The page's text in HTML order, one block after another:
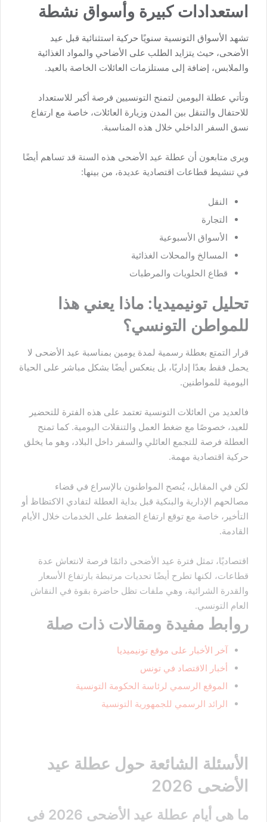
استعدادات كبيرة وأسواق نشطة
تشهد الأسواق التونسية سنويًا حركية استثنائية قبل عيد
الأضحى، حيث يتزايد الطلب على الأضاحي والمواد الغذائية
والملابس، إضافة إلى مستلزمات العائلات الخاصة بالعيد.
وتأتي عطلة اليومين لتمنح التونسيين فرصة أكبر للاستعداد
للاحتفال والتنقل بين المدن وزيارة العائلات، خاصة مع ارتفاع
نسق السفر الداخلي خلال هذه المناسبة.
ويرى متابعون أن عطلة عيد الأضحى هذه السنة قد تساهم أيضًا
في تنشيط قطاعات اقتصادية عديدة، من بينها:
النقل
التجارة
الأسواق الأسبوعية
المسالخ والمحلات الغذائية
قطاع الحلويات والمرطبات
تحليل تونيميديا: ماذا يعني هذا
للمواطن التونسي؟
قرار التمتع بعطلة رسمية لمدة يومين بمناسبة عيد الأضحى لا
يحمل فقط بعدًا إداريًا، بل ينعكس أيضًا بشكل مباشر على الحياة
اليومية للمواطنين.
فالعديد من العائلات التونسية تعتمد على هذه الفترة للتحضير
للعيد، خصوصًا مع ضغط العمل والتنقلات اليومية. كما تمنح
العطلة فرصة للتجمع العائلي والسفر داخل البلاد، وهو ما يخلق
حركية اقتصادية مهمة.
لكن في المقابل، يُنصح المواطنون بالإسراع في قضاء
مصالحهم الإدارية والبنكية قبل بداية العطلة لتفادي الاكتظاظ أو
التأخير، خاصة مع توقع ارتفاع الضغط على الخدمات خلال الأيام
القادمة.
اقتصاديًا، تمثل فترة عيد الأضحى دائمًا فرصة لانتعاش عدة
قطاعات، لكنها تطرح أيضًا تحديات مرتبطة بارتفاع الأسعار
والقدرة الشرائية، وهي ملفات تظل حاضرة بقوة في النقاش
العام التونسي.
روابط مفيدة ومقالات ذات صلة
آخر الأخبار على موقع تونيميديا
أخبار الاقتصاد في تونس
الموقع الرسمي لرئاسة الحكومة التونسية
الرائد الرسمي للجمهورية التونسية
الأسئلة الشائعة حول عطلة عيد
الأضحى 2026
ما هي أيام عطلة عيد الأضحى 2026 في